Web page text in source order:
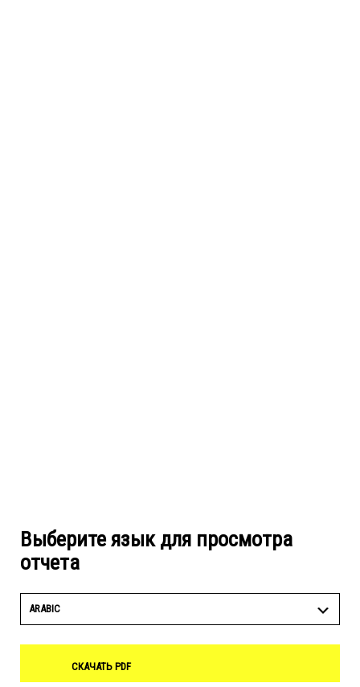
Выберите язык для просмотра
отчета
ARABIC
СКАЧАТЬ PDF